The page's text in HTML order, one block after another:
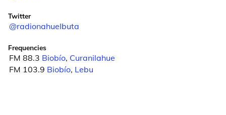
Twitter
@radionahuelbuta
Frequencies
FM 88.3 Biobío, Curanilahue
FM 103.9 Biobío, Lebu